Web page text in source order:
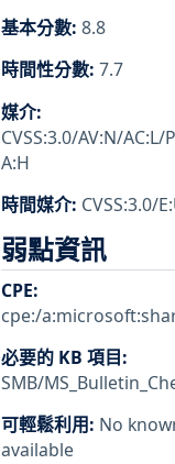
基本分數: 8.8
時間性分數: 7.7
媒介:
CVSS:3.0/AV:N/
A:H
時間媒介: CVSS:3.0/
弱點資訊
CPE:
cpe:/
必要的 KB 項目:
SMB/
可輕鬆利用: No
available